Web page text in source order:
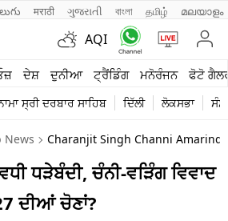
मराठी ગુજરાતી বাংলা தமிழ் മലയാളം
AQI
ਦੇਸ਼ ਦੁਨੀਆ ਟ੍ਰੈਂਡਿੰਗ ਮਨੋਰੰਜਨ ਫੋਟੋ
ਸ੍ਰੀ ਦਰਬਾਰ ਸਾਹਿਬ ਦਿੱਲੀ ਲੋਕਸਭਾ
News Charanjit Singh Channi
ਧੜੇਬੰਦੀ, ਚੰਨੀ-ਵੜਿੰਗ ਵਿਵਾਦ
ਦੀਆਂ ਚੋਣਾਂ?